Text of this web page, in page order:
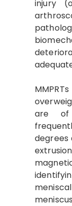
injury
are of
degrees